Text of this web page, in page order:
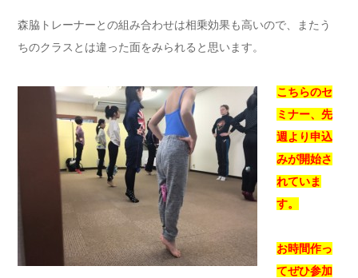
森脇トレーナーとの組み合わせは相乗効果も高いので、またう
ちのクラスとは違った面をみられると思います。
こちらのセ
ミナー、先
週より申込
みが開始さ
れていま
す。
お時間作っ
てぜひ参加